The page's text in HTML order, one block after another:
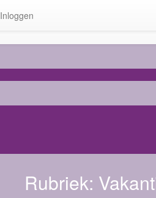
Inloggen
Rubriek: